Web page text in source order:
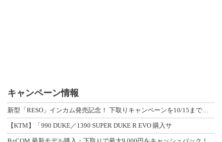
キャンペーン情報
【KTM】「990 DUKE／1390 SUPER DUKE R EVO 購入サ